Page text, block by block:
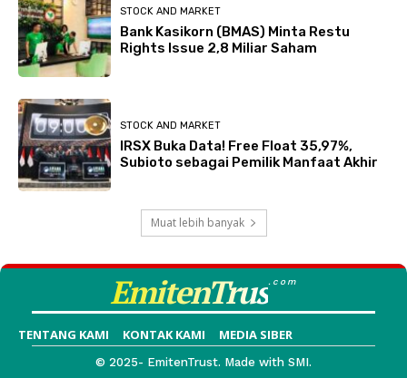
STOCK AND MARKET
Bank Kasikorn (BMAS) Minta Restu
Rights Issue 2,8 Miliar Saham
STOCK AND MARKET
IRSX Buka Data! Free Float 35,97%,
Subioto sebagai Pemilik Manfaat Akhir
Muat lebih banyak
EmitenTrus.com
TENTANG KAMI KONTAK KAMI MEDIA SIBER
© 2025- EmitenTrust. Made with SMI.